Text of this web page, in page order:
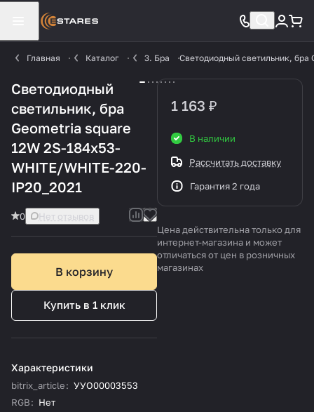
Главная Каталог 3. Бра Светодиодный светильник, бра
Светодиодный
светильник, бра
Geometria square
12W 2S-184х53-
WHITE/WHITE-220-
IP20_2021
0 Нет отзывов
В корзину
Купить в 1 клик
Характеристики
bitrix_article: УУО00003553
RGB: Нет
1 163 ₽
В наличии
Рассчитать доставку
Гарантия 2 года
Цена действительна только для
интернет-магазина и может
отличаться от цен в розничных
магазинах